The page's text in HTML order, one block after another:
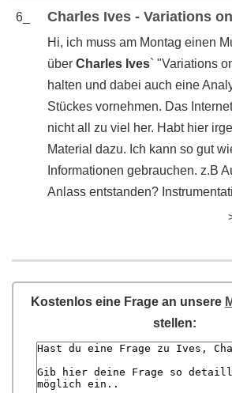
6_ Charles Ives - Variations
Hi, ich muss am Montag einen
über Charles Ives` "Variations
halten und dabei auch eine
Stückes vornehmen. Das
nicht all zu viel her. Habt hier
Material dazu. Ich kann so gut
Informationen gebrauchen. z.B
Anlass entstanden?
Kostenlos eine Frage an unsere
stellen: